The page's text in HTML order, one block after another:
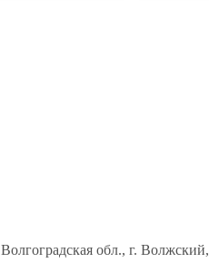
Волгоградская обл., г. Волжский,